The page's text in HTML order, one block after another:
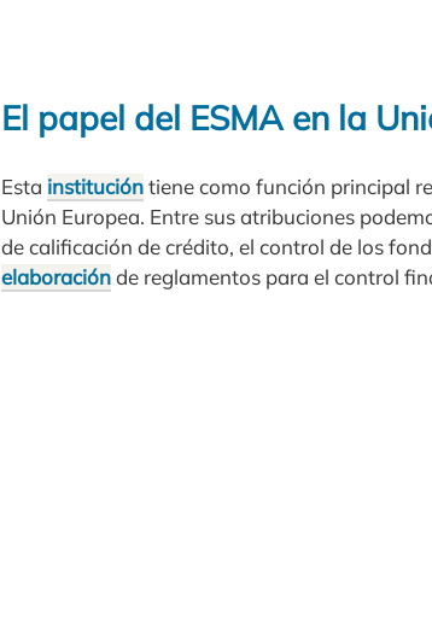
El papel del ESMA en la
Esta institucióntiene como función principal
Unión Europea. Entre sus atribuciones
de calificación de crédito, el control de los
elaboraciónde reglamentos para el control